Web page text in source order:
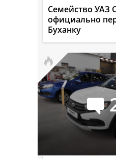
Семейство УАЗ
официально
Буханку